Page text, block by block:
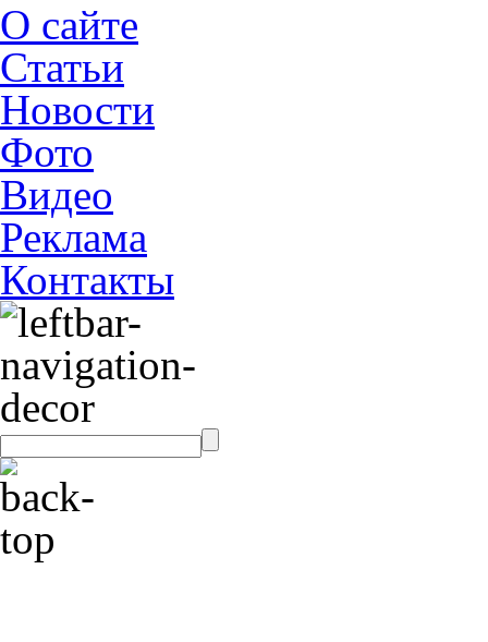
О сайте
Статьи
Новости
Фото
Видео
Реклама
Контакты